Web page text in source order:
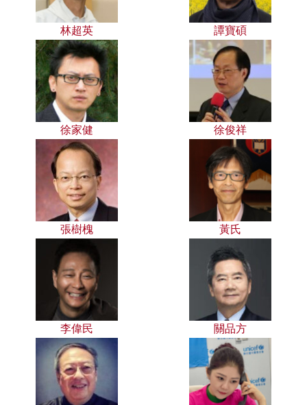
林超英 譚寶碩
徐家健 徐俊祥
張樹槐 黃氏
李偉民 關品方